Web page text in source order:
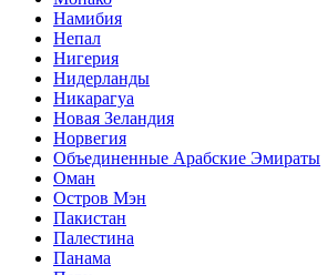
Намибия
Непал
Нигерия
Нидерланды
Никарагуа
Новая Зеландия
Норвегия
Объединенные Арабские Эмираты
Оман
Остров Мэн
Пакистан
Палестина
Панама